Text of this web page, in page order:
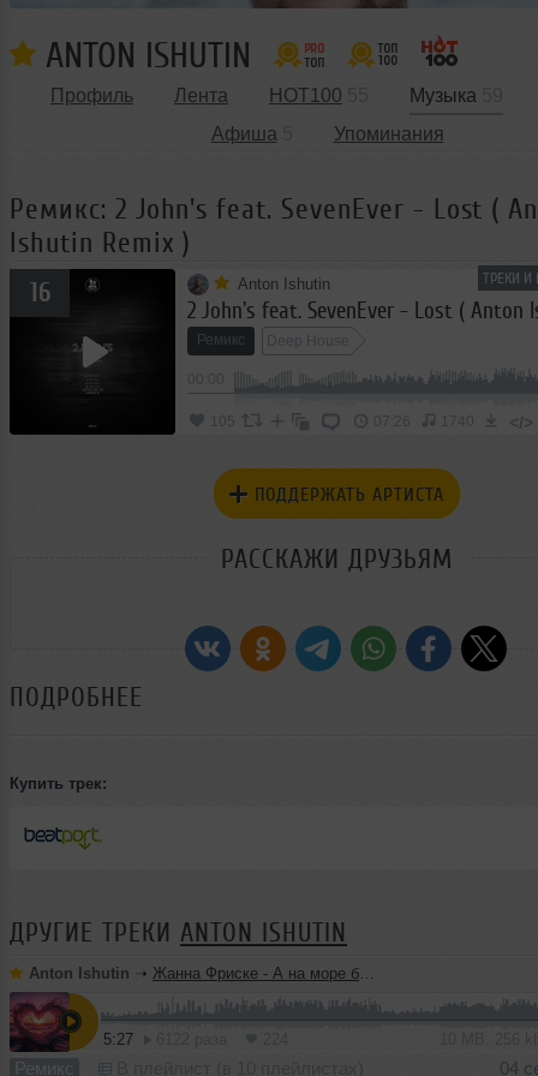
ANTON ISHUTIN
Профиль Лента HOT100 Музыка
Афиша
Упоминания
Ремикс: 2 John's feat. SevenEver - Lost (
Ishutin Remix )
ТРЕКИ И
16 Anton Ishutin
Ремикс Deep House
105 07:26 1740 </>
ПОДДЕРЖАТЬ АРТИСТА
РАССКАЖИ ДРУЗЬЯМ
ПОДРОБНЕЕ
Купить трек:
ДРУГИЕ ТРЕКИ ANTON ISHUTIN
Anton Ishutin ➝ Жанна Фриске - А на море белый песок (Anton Ishutin Remix)
5:27
Ремикс 04